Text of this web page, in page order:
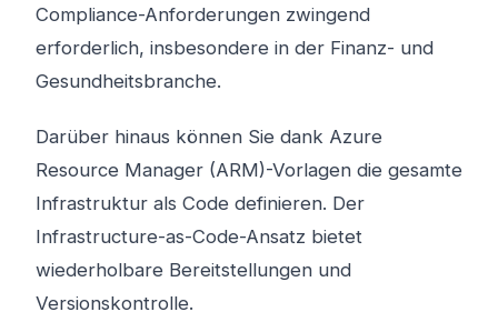
Compliance-Anforderungen zwingend
erforderlich, insbesondere in der Finanz- und
Gesundheitsbranche.
Darüber hinaus können Sie dank Azure
Resource Manager (ARM)-Vorlagen die gesamte
Infrastruktur als Code definieren. Der
Infrastructure-as-Code-Ansatz bietet
wiederholbare Bereitstellungen und
Versionskontrolle.